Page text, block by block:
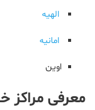
الهیه
امانیه
اوین
معرفی مراکز